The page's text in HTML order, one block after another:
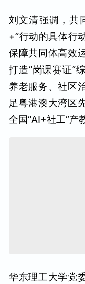
刘文清强调，共
+”行动的具体行
保障共同体高效
打造“岗课赛证”
养老服务、社区
足粤港澳大湾区
全国“AI+社工”产
华东理工大学党